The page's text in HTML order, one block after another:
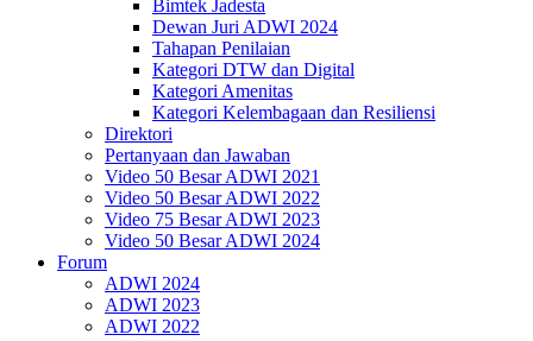
Bimtek Jadesta
Dewan Juri ADWI 2024
Tahapan Penilaian
Kategori DTW dan Digital
Kategori Amenitas
Kategori Kelembagaan dan Resiliensi
Direktori
Pertanyaan dan Jawaban
Video 50 Besar ADWI 2021
Video 50 Besar ADWI 2022
Video 75 Besar ADWI 2023
Video 50 Besar ADWI 2024
Forum
ADWI 2024
ADWI 2023
ADWI 2022